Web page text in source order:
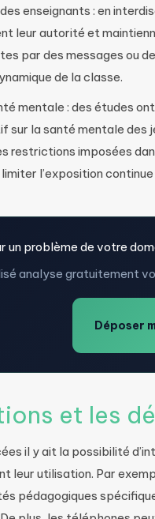
enseignants : en
leur autorité et
par des messages ou
de la classe.
mentale : des études
sur la santé mentale des
restrictions imposées
l’exposition continue
un problème de votre
analyse gratuitement
Déposer
et les
il y ait la possibilité
leur utilisation. Par
pédagogiques